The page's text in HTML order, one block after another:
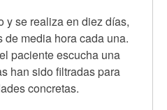
y se realiza en diez días,
media hora cada una.
paciente escucha una
han sido filtradas para
concretas.